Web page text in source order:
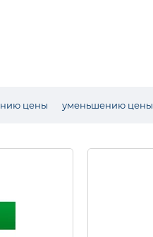
цены уменьшению цены